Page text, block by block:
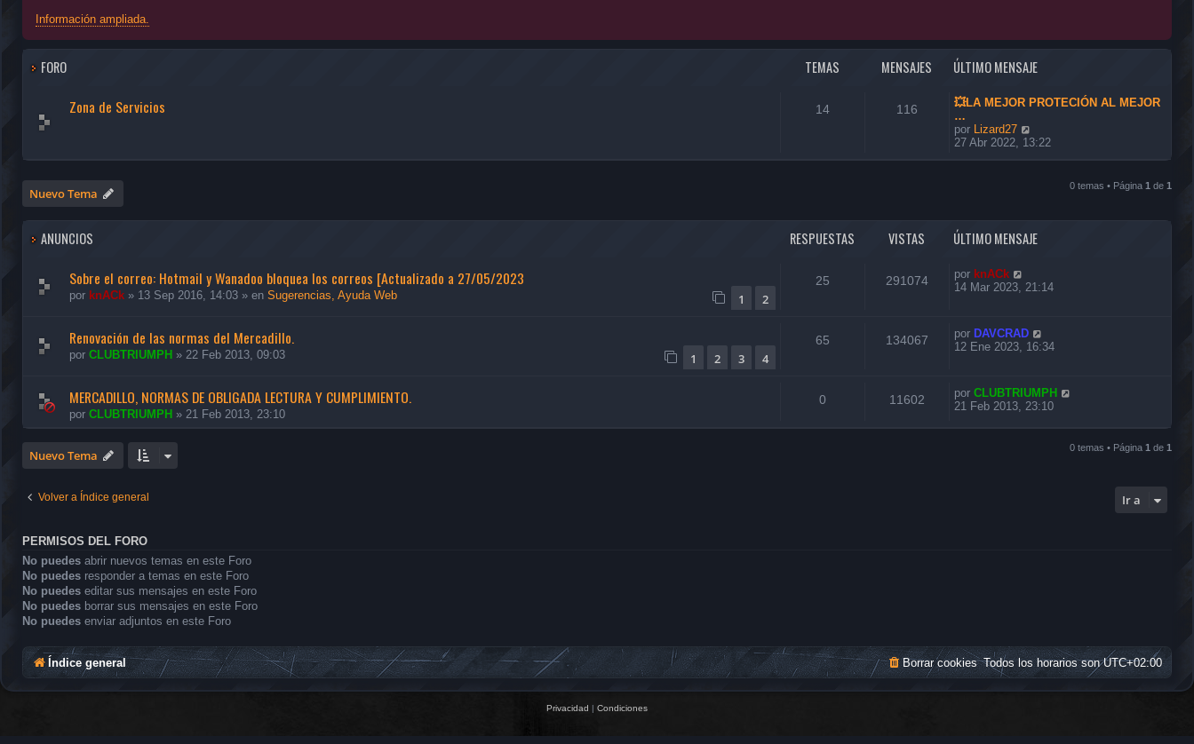
Información ampliada.
FORO TEMAS MENSAJES ÚLTIMO MENSAJE
Zona de Servicios 14 116
💥LA MEJOR PROTECIÓN AL MEJOR
…
por Lizard27
e
m
o
m
s
e
27 Abr 2022, 13:22
Nuevo Tema 0 temas • Página 1 de 1
ANUNCIOS RESPUESTAS VISTAS ÚLTIMO MENSAJE
Sobre el correo: Hotmail y Wanadoo bloquea los correos [Actualizado a 27/05/2023
por knACk » 13 Sep 2016, 14:03 » en Sugerencias, Ayuda Web 1 2
25 291074 por knACk
14 Mar 2023, 21:14
Renovación de las normas del Mercadillo.
por CLUBTRIUMPH » 22 Feb 2013, 09:03 1 2 3 4
65 134067 por DAVCRAD
12 Ene 2023, 16:34
MERCADILLO, NORMAS DE OBLIGADA LECTURA Y CUMPLIMIENTO.
por CLUBTRIUMPH » 21 Feb 2013, 23:10
0 11602 por CLUBTRIUMPH
21 Feb 2013, 23:10
Nuevo Tema 0 temas • Página 1 de 1
Volver a Índice general Ir a
PERMISOS DEL FORO
No puedes abrir nuevos temas en este Foro
No puedes responder a temas en este Foro
No puedes editar sus mensajes en este Foro
No puedes borrar sus mensajes en este Foro
No puedes enviar adjuntos en este Foro
Índice general Todos los horarios sonUTC+02:00
Borrar cookies
Privacidad | Condiciones